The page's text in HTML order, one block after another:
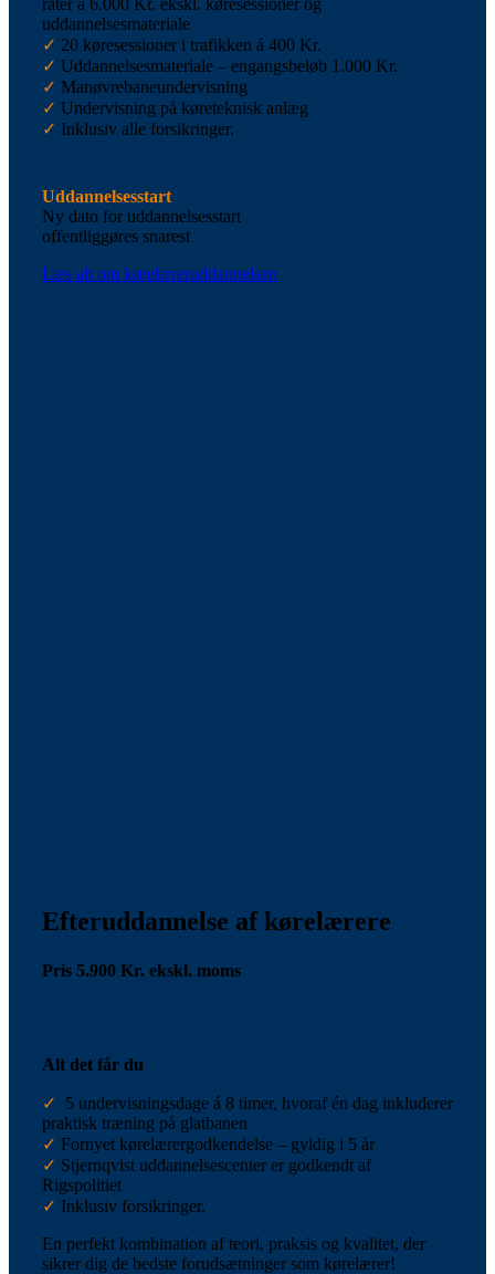
uddannelsesmateriale
✓ 20 køresessioner i trafikken á 400 Kr.
✓ Uddannelsesmateriale – engangsbeløb 1.000 Kr.
✓ Manøvrebaneundervisning
✓ Undervisning på køreteknisk anlæg
✓ Inklusiv alle forsikringer.
Uddannelsesstart
Ny dato for uddannelsesstart
offentliggøres snarest
Læs alt om kørelæreruddannelsen
Efteruddannelse af kørelærere
Pris 5.900 Kr. ekskl. moms
Alt det får du
✓ 5 undervisningsdage á 8 timer, hvoraf én dag inkluderer
praktisk træning på glatbanen
✓ Fornyet kørelærergodkendelse – gyldig i 5 år
✓ Stjernqvist uddannelsescenter er godkendt af
Rigspolitiet
✓ Inklusiv forsikringer.
En perfekt kombination af teori, praksis og kvalitet, der
sikrer dig de bedste forudsætninger som kørelærer!